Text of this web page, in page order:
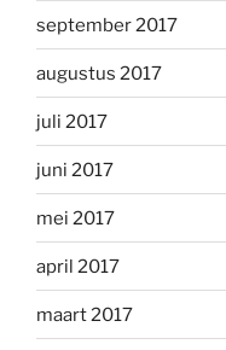
september 2017
augustus 2017
juli 2017
juni 2017
mei 2017
april 2017
maart 2017